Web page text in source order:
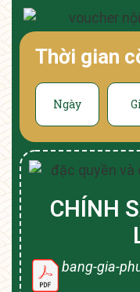
Thời gian
Ngày
CHÍNH
bang-gia-